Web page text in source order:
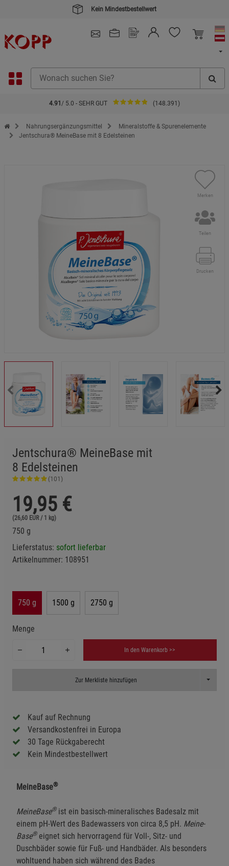
Kein Mindestbestellwert
4.91 / 5.0 - SEHR GUT (148.391)
Zur Startseite des Kopp Verlag Online-Shop
Nahrungsergänzungsmittel
Mineralstoffe & Spurenelemente
Jentschura® MeineBase mit 8 Edelsteinen
Merken
Teilen
Drucken
Jentschura® MeineBase mit
8 Edelsteinen
(101)
19,95 €
(26,60 EUR / 1 kg)
750 g
Lieferstatus: sofort lieferbar
Artikelnummer: 108951
750 g 1500 g 2750 g
Menge
In den Warenkorb >>
Zur Merkliste hinzufügen Toggle
Kauf auf Rechnung
Versandkostenfrei in Europa
30 Tage Rückgaberecht
Kein Mindestbestellwert
MeineBase®
MeineBase®ist ein basisch-mineralisches Badesalz mit
einem pH-Wert des Badewassers von circa 8,5 pH. Meine­
Base®eignet sich hervorragend für Voll-, Sitz- und
Duschbäder sowie für Fuß- und Handbäder. Als besonders
wohltuend haben sich während des Bades